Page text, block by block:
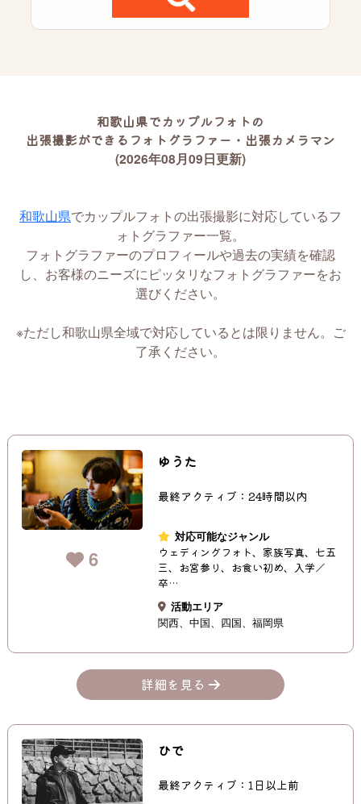
和歌山県でカップルフォトの
出張撮影ができるフォトグラファー・出張カメラマン
(2026年08月09日更新)
和歌山県でカップルフォトの出張撮影に対応しているフ
ォトグラファー一覧。
フォトグラファーのプロフィールや過去の実績を確認
し、お客様のニーズにピッタリなフォトグラファーをお
選びください。
※ただし和歌山県全域で対応しているとは限りません。ご
了承ください。
6
ゆうた
最終アクティブ：24時間以内
対応可能なジャンル
ウェディングフォト、家族写真、七五
三、お宮参り、お食い初め、入学／
卒…
活動エリア
関西
中国 四国 福岡県
詳細を見る
ひで
最終アクティブ：1日以上前